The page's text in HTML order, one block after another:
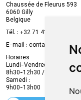
Chaussée de Fleurus 593
6060 Gilly
Belgique
Tél. : +32 71 41 32 10
E-mail : contact
Horaires
Lundi-Vendredi :
8h30-12h30 / 13h30-
Samedi :
9h00-13h00